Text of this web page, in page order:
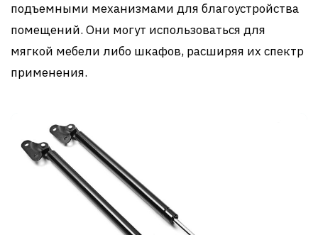
подъемными механизмами для благоустройства
помещений. Они могут использоваться для
мягкой мебели либо шкафов, расширяя их спектр
применения.